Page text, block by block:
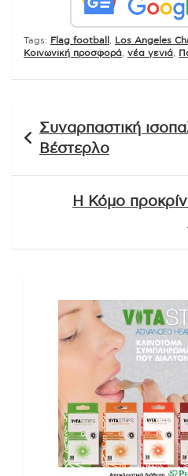
Tags: Flag football Los Angeles
Κοινωνική προσφορά νέα γενιά
άρθρων
Συναρπαστική
Βέστερλο
Η Κόμο